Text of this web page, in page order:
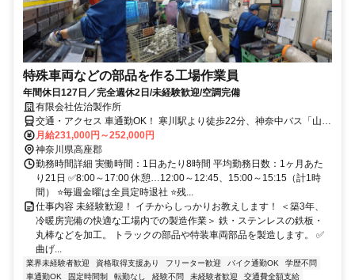
特殊車両などの部品を作る工場作業員
年間休日127日／完全週休2日/未経験歓迎/空調完備
有限会社佐治製作所
交通・アクセス 車通勤OK！ 寒川駅より徒歩22分、神奈中バス「山伏
塚」駅より徒歩5分、茅ヶ崎駅より車で15分、寒川駅より車で7分
月給231,000円～252,000円
神奈川県高座郡
勤務時間詳細 実働時間：1日あたり8時間 平均勤務日数：1ヶ月あた
り21日 ✅8:00～17:00 休憩…12:00～12:45、15:00～15:15（計1時
間） ⭐毎週金曜は全員定時退社 ⭐残...
仕事内容 未経験歓迎！ イチからしっかりお教えします！ ＜築3年、
冷暖房完備の快適な工場内での製造作業＞ 鉄・ステンレスの鉄板・
丸棒などを加工。 トラックの部品や特装車両部品を製造します。 ✅
曲げ...
業界未経験者歓迎 資格取得支援あり フリーター歓迎 バイク通勤OK
学歴不問
車通勤OK
固定時間制 転勤なし 経験不問 未経験者歓迎
交通費全額支給